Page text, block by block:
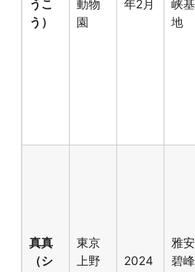
うこ
う）
動物
園
年2月
峡基
地
真真
（シ
東京
上野
2024
雅安
碧峰